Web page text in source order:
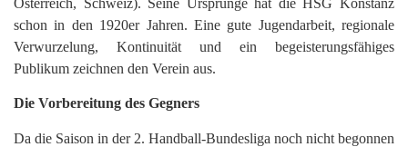
schon in den 1920er Jahren. Eine gute Jugendarbeit, regionale
Verwurzelung, Kontinuität und ein begeisterungsfähiges
Publikum zeichnen den Verein aus.
Die Vorbereitung des Gegners
Da die Saison in der 2. Handball-Bundesliga noch nicht begonnen